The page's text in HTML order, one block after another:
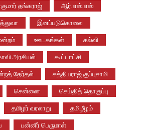
தங்கராஜ் ஆர்.எஸ்.எஸ்
இனப்படுகொலை
ஊடகங்கள் கல்வி
அரசியல் கூட்டாட்சி
தேர்தல் சத்தியராஜ் குப்புசாமி
சென்னை செய்தித் தொகுப்பு
தமிழர் வரலாறு தமிழீழம்
பன்னீர் பெருமாள்